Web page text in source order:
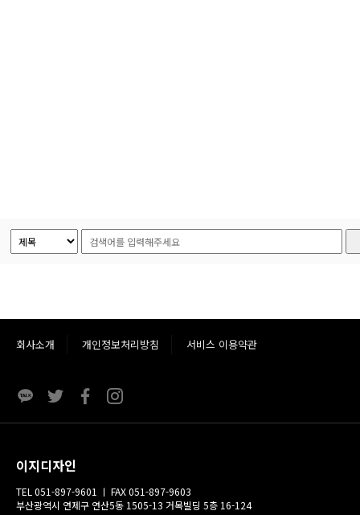
회사소개 개인정보처리방침 서비스 이용약관
이지디자인
TEL 051-897-9601 ㅣ FAX 051-897-9603
부산광역시 연제구 연산5동 1505-13 거목빌딩 5층 16-124